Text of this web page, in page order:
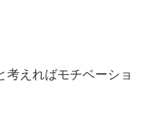
考えればモチベーショ